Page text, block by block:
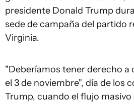
presidente Donald Trump
sede de campaña del partido
Virginia.
"Deberíamos tener derecho a
el 3 de noviembre", día de los
Trump, cuando el flujo masivo